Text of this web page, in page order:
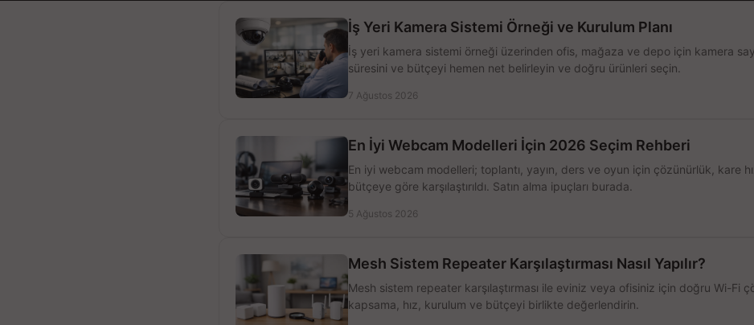
İş Yeri Kamera Sistemi Örneği ve Kurulum Planı
İş yeri kamera sistemi örneği üzerinden ofis, mağaza ve depo için kamera
süresini ve bütçeyi hemen net belirleyin ve doğru ürünleri seçin.
7 Ağustos 2026
En İyi Webcam Modelleri İçin 2026 Seçim Rehberi
En iyi webcam modelleri; toplantı, yayın, ders ve oyun için çözünürlük, kare
bütçeye göre karşılaştırıldı. Satın alma ipuçları burada.
5 Ağustos 2026
Mesh Sistem Repeater Karşılaştırması Nasıl Yapılır?
Mesh sistem repeater karşılaştırması ile eviniz veya ofisiniz için doğru Wi-Fi
kapsama, hız, kurulum ve bütçeyi birlikte değerlendirin.